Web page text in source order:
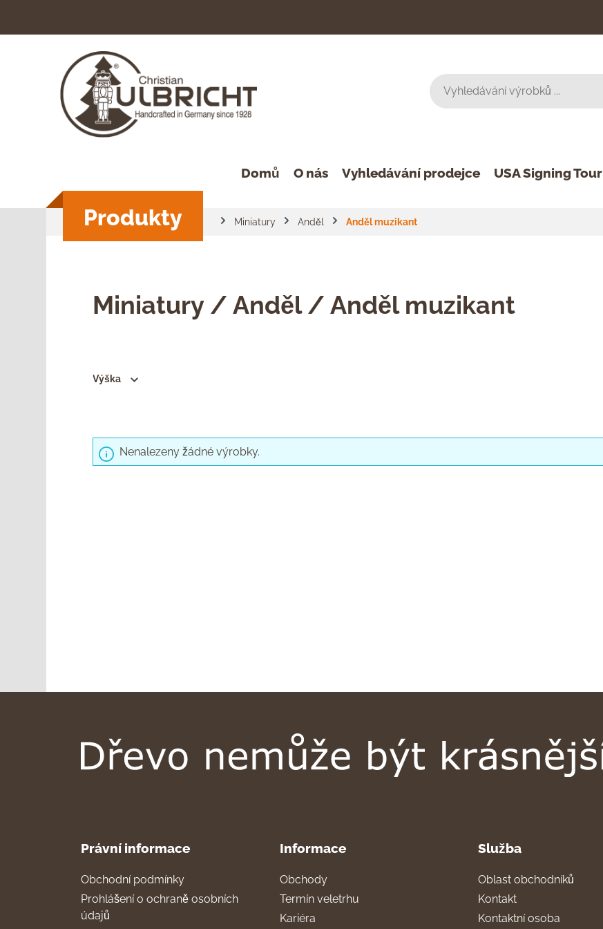
Domů
Produkty
O nás Vyhledávání prodejce USA Signing Tour
Miniatury Anděl Anděl muzikant
Miniatury / Anděl / Anděl muzikant
Výška
Nenalezeny žádné výrobky.
Právní informace
Obchodní podmínky
Prohlášení o ochraně osobních
údajů
Informace
Obchody
Termín veletrhu
Kariéra
Služba
Oblast obchodníků
Kontakt
Kontaktní osoba